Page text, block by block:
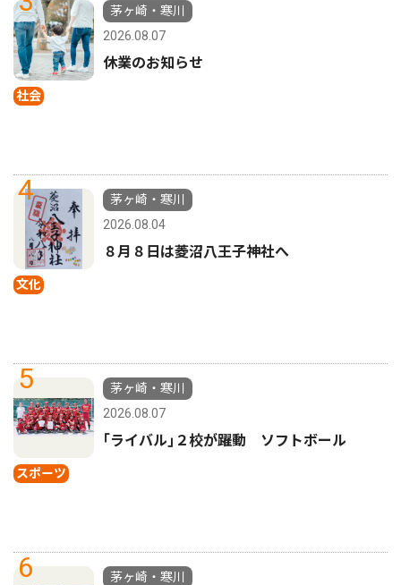
社会
茅ヶ崎・寒川
2026.08.07
休業のお知らせ
4
文化
茅ヶ崎・寒川
2026.08.04
８月８日は菱沼八王子神社へ
5
スポーツ
茅ヶ崎・寒川
2026.08.07
｢ライバル｣２校が躍動 ソフトボール
6
茅ヶ崎・寒川